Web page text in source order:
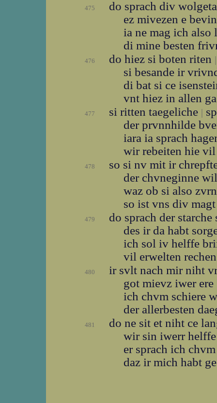
475
do sprach div
ez mivezen e
ia ne mag ich
di mine besten
476 do hiez si boten riten |
si besande ir
di bat si ce
vnt hiez in allen
477 si ritten taegeliche |
der prvnnhilde
iara ia sprach
wir rebeiten hie
478
so si nv mit ir
der chvneginne
waz ob si also
so ist vns div
479
do sprach der
des ir da habt
ich sol iv helffe
vil erwelten
480
ir svlt nach mir niht
got mievz iwer ere
ich chvm schiere
der allerbesten
481
do ne sit et niht ce
wir sin iwerr
er sprach ich
daz ir mich habt